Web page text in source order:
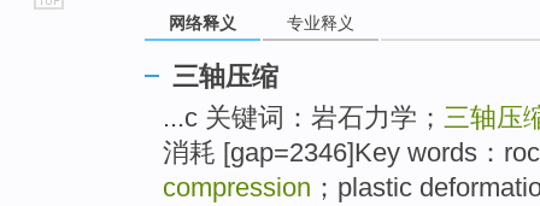
网络释义 专业释义
三轴压缩
...c 关键词：岩石力学； 三轴压
消耗 [gap=2346]Key words：
compression ；plastic